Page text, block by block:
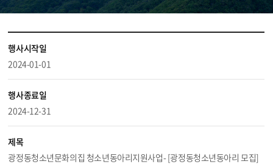
행사시작일
2024-01-01
행사종료일
2024-12-31
제목
광정동청소년문화의집 청소년동아리지원사업- [광정동청소년동아리 모집]